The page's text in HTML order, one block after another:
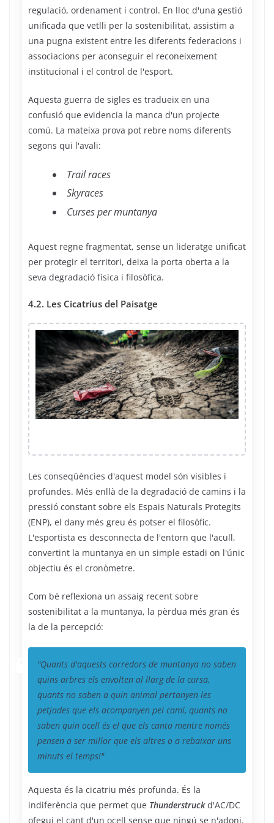
regulació, ordenament i control. En lloc d'una gestió
unificada que vetlli per la sostenibilitat, assistim a
una pugna existent entre les diferents federacions i
associacions per aconseguir el reconeixement
institucional i el control de l'esport.
Aquesta guerra de sigles es tradueix en una
confusió que evidencia la manca d'un projecte
comú. La mateixa prova pot rebre noms diferents
segons qui l'avali:
Trail races
Skyraces
Curses per muntanya
Aquest regne fragmentat, sense un lideratge unificat
per protegir el territori, deixa la porta oberta a la
seva degradació física i filosòfica.
4.2. Les Cicatrius del Paisatge
Les conseqüències d'aquest model són visibles i
profundes. Més enllà de la degradació de camins i la
pressió constant sobre els Espais Naturals Protegits
(ENP), el dany més greu és potser el filosòfic.
L'esportista es desconnecta de l'entorn que l'acull,
convertint la muntanya en un simple estadi on l'únic
objectiu és el cronòmetre.
Com bé reflexiona un assaig recent sobre
sostenibilitat a la muntanya, la pèrdua més gran és
la de la percepció:
"Quants d'aquests corredors de muntanya no saben
quins arbres els envolten al llarg de la cursa,
quants no saben a quin animal pertanyen les
petjades que els acompanyen pel camí, quants no
saben quin ocell és el que els canta mentre només
pensen a ser millor que els altres o a rebaixar uns
minuts el temps!"
Aquesta és la cicatriu més profunda. És la
indiferència que permet que Thunderstruckd'AC/DC
ofegui el cant d'un ocell sense que ningú se n'adoni.